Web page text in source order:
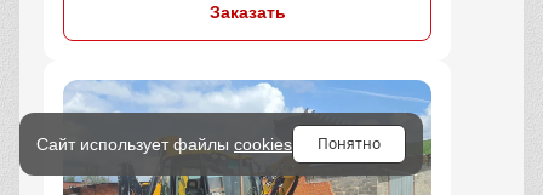
Заказать
Сайт использует файлы cookies Понятно